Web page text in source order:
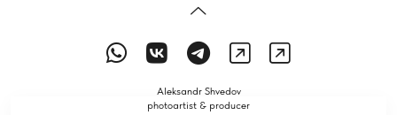
Aleksandr Shvedov
photoartist & producer